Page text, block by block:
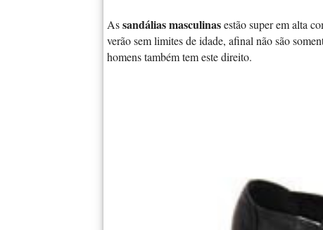
Assandálias masculinasestão super em alta
verão sem limites de idade, afinal não são
homens também tem este direito.